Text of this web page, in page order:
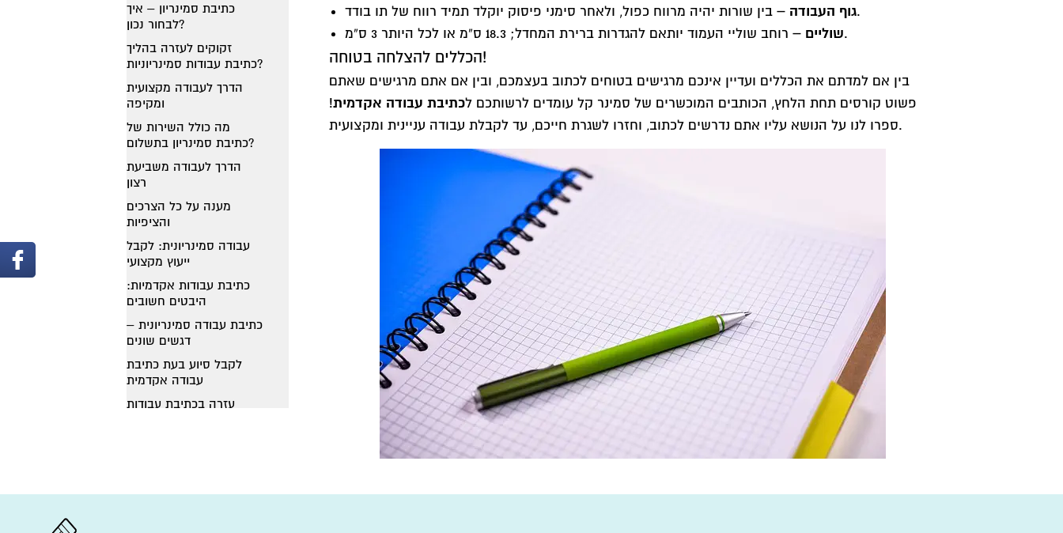
כתיבת סמינריון – איך
לבחור נכון?
זקוקים לעזרה בהליך
כתיבת עבודות סמינריוניות?
הדרך לעבודה מקצועית
ומקיפה
מה כולל השירות של
כתיבת סמינריון בתשלום?
הדרך לעבודה משביעת
רצון
מענה על כל הצרכים
והציפיות
עבודה סמינריונית: לקבל
ייעוץ מקצועי
כתיבת עבודות אקדמיות:
היבטים חשובים
כתיבת עבודה סמינריונית –
דגשים שונים
לקבל סיוע בעת כתיבת
עבודה אקדמית
עזרה בכתיבת עבודות
גוף העבודה –בין שורות יהיה מרווח כפול, ולאחר סימני פיסוק יוקלד תמיד רווח של תו בודד.
שוליים –רוחב שוליי העמוד יותאם להגדרות ברירת המחדל; 18.3 ס”מ או לכל היותר 3 ס”מ.
הכללים להצלחה בטוחה!
בין אם למדתם את הכללים ועדיין אינכם מרגישים בטוחים לכתוב בעצמכם, ובין אם אתם מרגישים שאתם
פשוט קורסים תחת הלחץ, הכותבים המוכשרים של סמינר קל עומדים לרשותכם לכתיבת עבודה אקדמית!
ספרו לנו על הנושא עליו אתם נדרשים לכתוב, וחזרו לשגרת חייכם, עד לקבלת עבודה עניינית ומקצועית.